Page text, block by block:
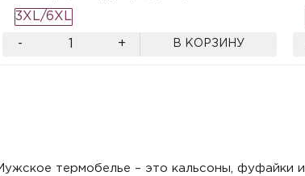
3XL/6XL
- + В КОРЗИНУ
термобелье – это кальсоны, фуфайки